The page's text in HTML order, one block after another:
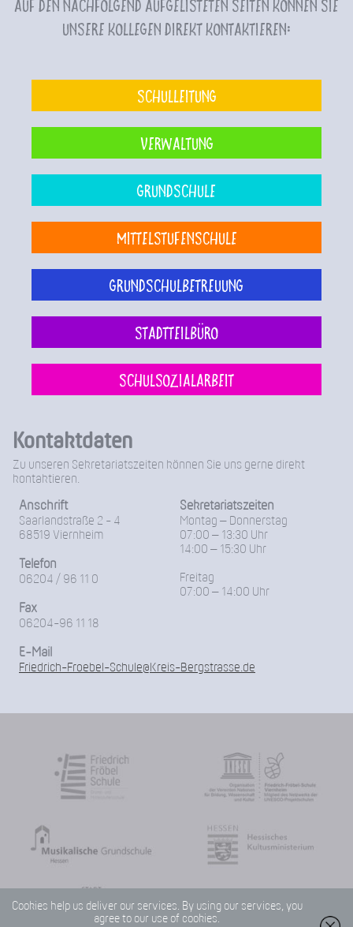
Auf den nachfolgend aufgelisteten Seiten können Sie
unsere Kollegen direkt kontaktieren:
Schulleitung
Verwaltung
Grundschule
Mittelstufenschule
Grundschulbetreuung
Stadtteilbüro
Schulsozialarbeit
Kontaktdaten
Zu unseren Sekretariatszeiten können Sie uns gerne direkt
kontaktieren.
Anschrift
Saarlandstraße 2 - 4
68519 Viernheim
Telefon
06204 / 96 11 0
Fax
06204-96 11 18
Sekretariatszeiten
Montag – Donnerstag
07:00 – 13:30 Uhr
14:00 – 15:30 Uhr
Freitag
07:00 – 14:00 Uhr
E-Mail
Friedrich-Froebel-Schule@Kreis-Bergstrasse.de
Cookies help us deliver our services. By using our services, you
agree to our use of cookies.